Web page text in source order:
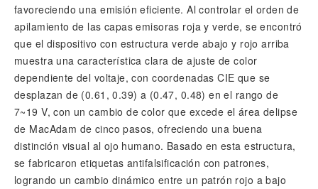
favoreciendo una emisión eficiente. Al controlar el orden de
apilamiento de las capas emisoras roja y verde, se encontró
que el dispositivo con estructura verde abajo y rojo arriba
muestra una característica clara de ajuste de color
dependiente del voltaje, con coordenadas CIE que se
desplazan de (0.61, 0.39) a (0.47, 0.48) en el rango de
7~19 V, con un cambio de color que excede el área delipse
de MacAdam de cinco pasos, ofreciendo una buena
distinción visual al ojo humano. Basado en esta estructura,
se fabricaron etiquetas antifalsificación con patrones,
logrando un cambio dinámico entre un patrón rojo a bajo